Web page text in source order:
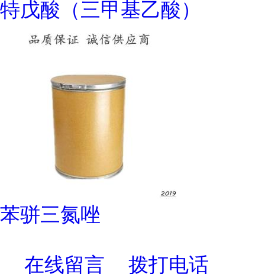
特戊酸（三甲基乙酸）
苯骈三氮唑
在线留言 拨打电话